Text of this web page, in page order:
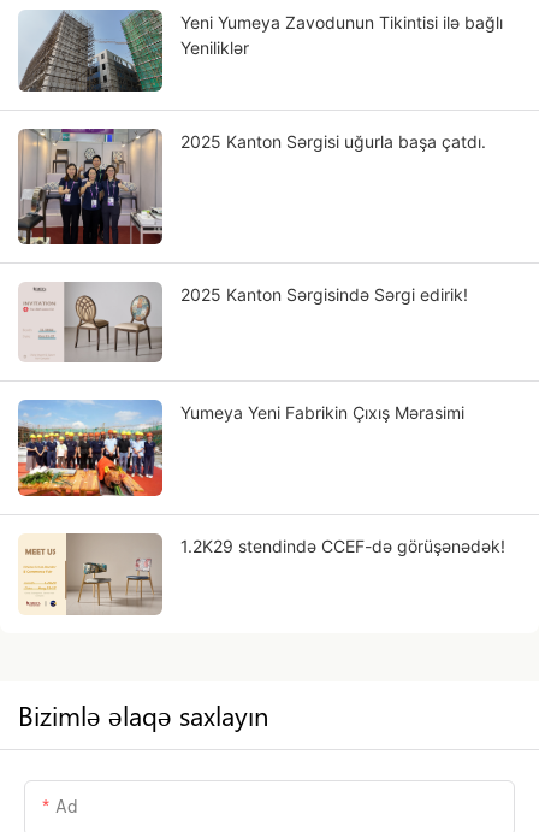
Yeni Yumeya Zavodunun Tikintisi ilə bağlı
Yeniliklər
2025 Kanton Sərgisi uğurla başa çatdı.
2025 Kanton Sərgisində Sərgi edirik!
Yumeya Yeni Fabrikin Çıxış Mərasimi
1.2K29 stendində CCEF-də görüşənədək!
Bizimlə əlaqə saxlayın
Ad